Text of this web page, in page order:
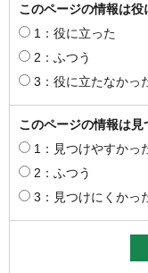
このページの情報は役
1：役に立った
2：ふつう
3：役に立たなかっ
このページの情報は見
1：見つけやすかっ
2：ふつう
3：見つけにくかっ